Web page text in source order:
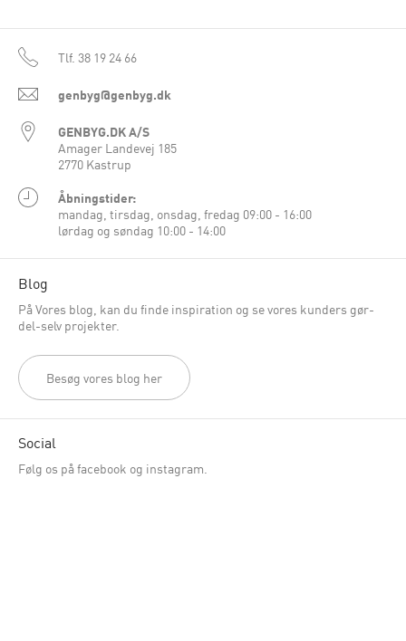
Tlf. 38 19 24 66
genbyg@genbyg.dk
GENBYG.DK A/S
Amager Landevej 185
2770 Kastrup
Åbningstider:
mandag, tirsdag, onsdag, fredag 09:00 - 16:00
lørdag og søndag 10:00 - 14:00
Blog
På Vores blog, kan du finde inspiration og se vores kunders gør-
del-selv projekter.
Besøg vores blog her
Social
Følg os på facebook og instagram.